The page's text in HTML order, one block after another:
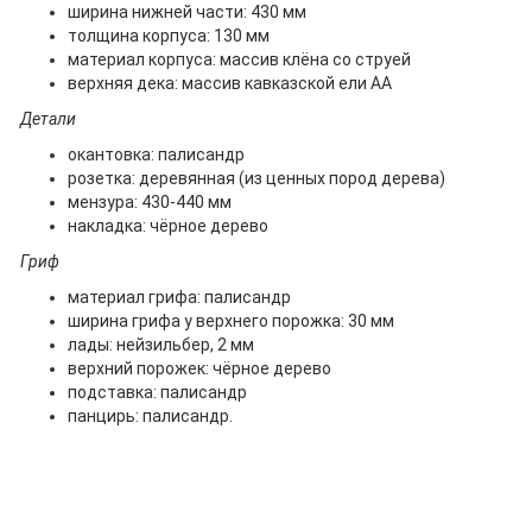
ширина нижней части: 430 мм
толщина корпуса: 130 мм
материал корпуса: массив клёна со струей
верхняя дека: массив кавказской ели АА
Детали
окантовка: палисандр
розетка: деревянная (из ценных пород дерева)
мензура: 430-440 мм
накладка: чёрное дерево
Гриф
материал грифа: палисандр
ширина грифа у верхнего порожка: 30 мм
лады: нейзильбер, 2 мм
верхний порожек: чёрное дерево
подставка: палисандр
панцирь: палисандр.